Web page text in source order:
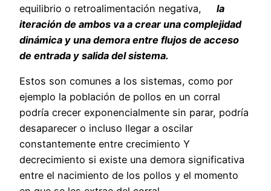
equilibrio o retroalimentación negativa,
la
iteración de ambos va a crear una complejidad
dinámica y una demora entre flujos de acceso
de entrada y salida del sistema.
Estos son comunes a los sistemas, como por
ejemplo la población de pollos en un corral
podría crecer exponencialmente sin parar, podría
desaparecer o incluso llegar a oscilar
constantemente entre crecimiento Y
decrecimiento si existe una demora significativa
entre el nacimiento de los pollos y el momento